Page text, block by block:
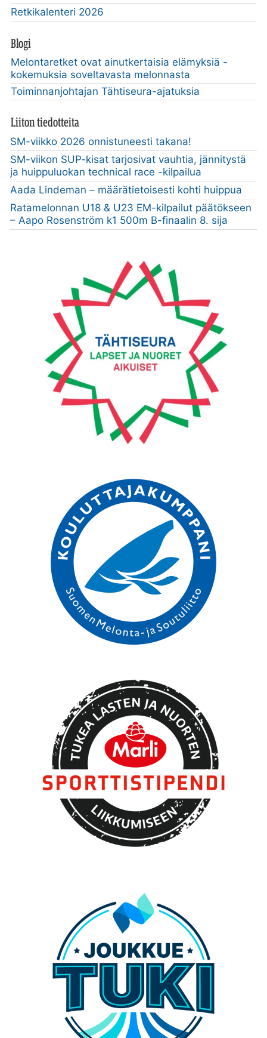
Retkikalenteri 2026
Blogi
Melontaretket ovat ainutkertaisia elämyksiä -
kokemuksia soveltavasta melonnasta
Toiminnanjohtajan Tähtiseura-ajatuksia
Liiton tiedotteita
SM-viikko 2026 onnistuneesti takana!
SM-viikon SUP-kisat tarjosivat vauhtia, jännitystä
ja huippuluokan technical race -kilpailua
Aada Lindeman – määrätietoisesti kohti huippua
Ratamelonnan U18 & U23 EM-kilpailut päätökseen
– Aapo Rosenström k1 500m B-finaalin 8. sija